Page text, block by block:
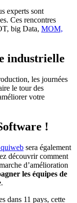
experts sont
Ces rencontres
big Data, MOM,
industrielle
les journées
le tour des
votre
!
sera également
découvrir comment
d’amélioration
les équipes de
.
dans 11 pays, cette